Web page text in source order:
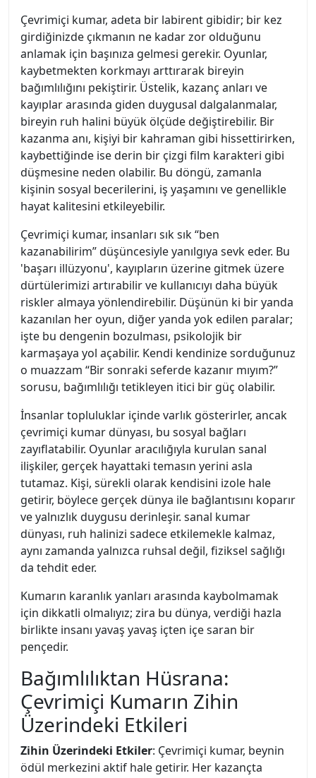
Çevrimiçi kumar, adeta bir labirent gibidir; bir kez
girdiğinizde çıkmanın ne kadar zor olduğunu
anlamak için başınıza gelmesi gerekir. Oyunlar,
kaybetmekten korkmayı arttırarak bireyin
bağımlılığını pekiştirir. Üstelik, kazanç anları ve
kayıplar arasında giden duygusal dalgalanmalar,
bireyin ruh halini büyük ölçüde değiştirebilir. Bir
kazanma anı, kişiyi bir kahraman gibi hissettirirken,
kaybettiğinde ise derin bir çizgi film karakteri gibi
düşmesine neden olabilir. Bu döngü, zamanla
kişinin sosyal becerilerini, iş yaşamını ve genellikle
hayat kalitesini etkileyebilir.
Çevrimiçi kumar, insanları sık sık “ben
kazanabilirim” düşüncesiyle yanılgıya sevk eder. Bu
'başarı illüzyonu', kayıpların üzerine gitmek üzere
dürtülerimizi artırabilir ve kullanıcıyı daha büyük
riskler almaya yönlendirebilir. Düşünün ki bir yanda
kazanılan her oyun, diğer yanda yok edilen paralar;
işte bu dengenin bozulması, psikolojik bir
karmaşaya yol açabilir. Kendi kendinize sorduğunuz
o muazzam “Bir sonraki seferde kazanır mıyım?”
sorusu, bağımlılığı tetikleyen itici bir güç olabilir.
İnsanlar topluluklar içinde varlık gösterirler, ancak
çevrimiçi kumar dünyası, bu sosyal bağları
zayıflatabilir. Oyunlar aracılığıyla kurulan sanal
ilişkiler, gerçek hayattaki temasın yerini asla
tutamaz. Kişi, sürekli olarak kendisini izole hale
getirir, böylece gerçek dünya ile bağlantısını koparır
ve yalnızlık duygusu derinleşir. sanal kumar
dünyası, ruh halinizi sadece etkilemekle kalmaz,
aynı zamanda yalnızca ruhsal değil, fiziksel sağlığı
da tehdit eder.
Kumarın karanlık yanları arasında kaybolmamak
için dikkatli olmalıyız; zira bu dünya, verdiği hazla
birlikte insanı yavaş yavaş içten içe saran bir
pençedir.
Bağımlılıktan Hüsrana:
Çevrimiçi Kumarın Zihin
Üzerindeki Etkileri
Zihin Üzerindeki Etkiler: Çevrimiçi kumar, beynin
ödül merkezini aktif hale getirir. Her kazançta